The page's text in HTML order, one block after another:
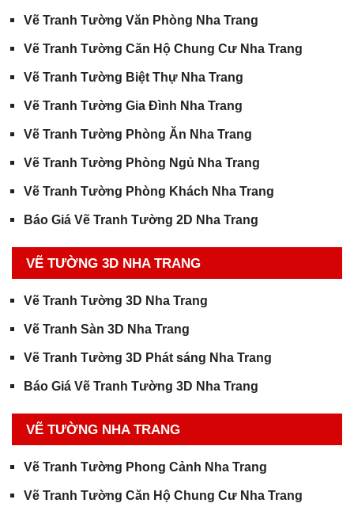
Vẽ Tranh Tường Văn Phòng Nha Trang
Vẽ Tranh Tường Căn Hộ Chung Cư Nha Trang
Vẽ Tranh Tường Biệt Thự Nha Trang
Vẽ Tranh Tường Gia Đình Nha Trang
Vẽ Tranh Tường Phòng Ăn Nha Trang
Vẽ Tranh Tường Phòng Ngủ Nha Trang
Vẽ Tranh Tường Phòng Khách Nha Trang
Báo Giá Vẽ Tranh Tường 2D Nha Trang
VẼ TƯỜNG 3D NHA TRANG
Vẽ Tranh Tường 3D Nha Trang
Vẽ Tranh Sàn 3D Nha Trang
Vẽ Tranh Tường 3D Phát sáng Nha Trang
Báo Giá Vẽ Tranh Tường 3D Nha Trang
VẼ TƯỜNG NHA TRANG
Vẽ Tranh Tường Phong Cảnh Nha Trang
Vẽ Tranh Tường Căn Hộ Chung Cư Nha Trang